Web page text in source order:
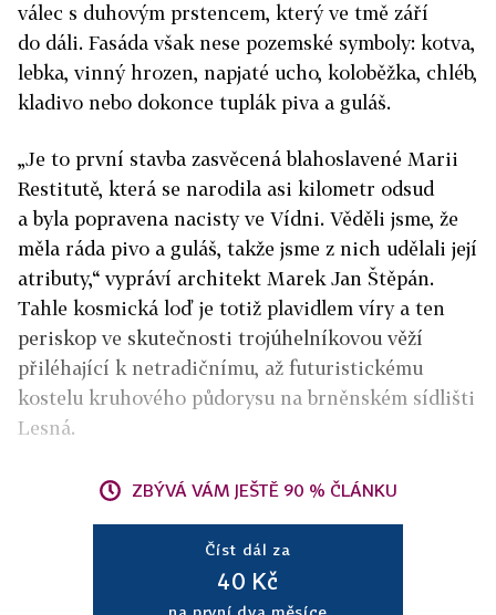
válec s duhovým prstencem, který ve tmě září
do dáli. Fasáda však nese pozemské symboly: kotva,
lebka, vinný hrozen, napjaté ucho, koloběžka, chléb,
kladivo nebo dokonce tuplák piva a guláš.
„Je to první stavba zasvěcená blahoslavené Marii
Restitutě, která se narodila asi kilometr odsud
a byla popravena nacisty ve Vídni. Věděli jsme, že
měla ráda pivo a guláš, takže jsme z nich udělali její
atributy,“ vypráví architekt Marek Jan Štěpán.
Tahle kosmická loď je totiž plavidlem víry a ten
periskop ve skutečnosti trojúhelníkovou věží
přiléhající k netradičnímu, až futuristickému
kostelu kruhového půdorysu na brněnském sídlišti
Lesná.
ZBÝVÁ VÁM JEŠTĚ 90 % ČLÁNKU
Číst dál za
40 Kč
na první dva měsíce